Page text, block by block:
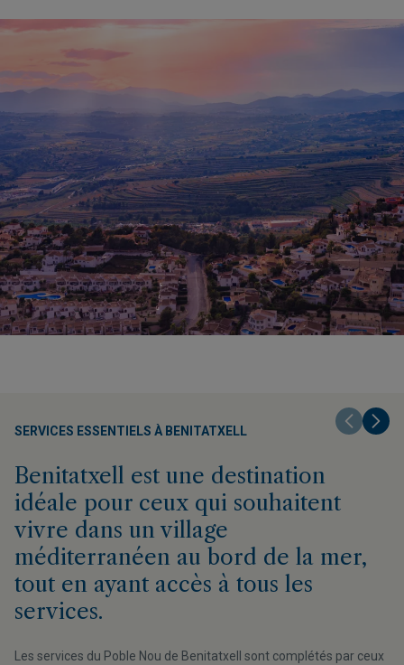
SERVICES ESSENTIELS À BENITATXELL
Benitatxell est une destination
idéale pour ceux qui souhaitent
vivre dans un village
méditerranéen au bord de la mer,
tout en ayant accès à tous les
services.
Les services du Poble Nou de Benitatxell sont complétés par ceux